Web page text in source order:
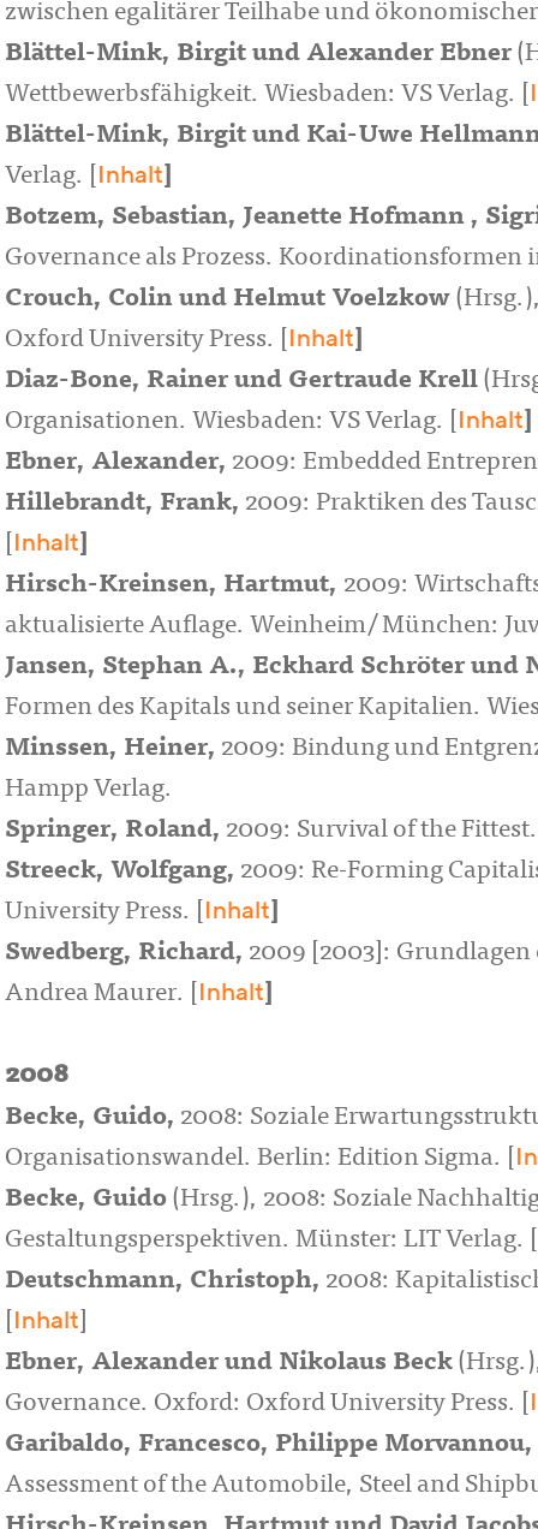
zwischen egalitärer Teilhabe und
Blättel-Mink, Birgit und Alexander Ebner
Wettbewerbsfähigkeit. Wiesbaden: VS Verlag. [
Blättel-Mink, Birgit und Kai-Uwe
Verlag. [ Inhalt
Botzem, Sebastian, Jeanette Hofmann ,
Governance als Prozess. Koordinationsformen
Crouch, Colin und Helmut Voelzkow
Oxford University Press. [ Inhalt
Diaz-Bone, Rainer und Gertraude Krell
Organisationen. Wiesbaden: VS Verlag. [ Inhalt
Ebner, Alexander, 2009: Embedded
Hillebrandt, Frank, 2009: Praktiken des
Inhalt
Hirsch-Kreinsen, Hartmut, 2009:
aktualisierte Auflage. Weinheim/ München:
Jansen, Stephan A., Eckhard Schröter und
Formen des Kapitals und seiner Kapitalien.
Minssen, Heiner, 2009: Bindung und
Hampp Verlag.
Springer, Roland, 2009: Survival of the
Streeck, Wolfgang, 2009: Re-Forming
University Press. [ Inhalt
Swedberg, Richard, 2009 [2003]: Grundlagen
Andrea Maurer. [ Inhalt
2008
Becke, Guido, 2008: Soziale
Organisationswandel. Berlin: Edition Sigma. [
Becke, Guido (Hrsg.), 2008: Soziale
Gestaltungsperspektiven. Münster: LIT Verlag. [
Deutschmann, Christoph, 2008:
Inhalt
Ebner, Alexander und Nikolaus Beck
Governance. Oxford: Oxford University Press. [
Garibaldo, Francesco, Philippe Morvannou,
Assessment of the Automobile, Steel and